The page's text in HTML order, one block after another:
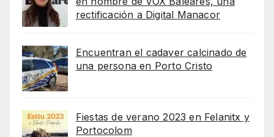
rectificación a Digital Manacor
Encuentran el cadaver calcinado de
una persona en Porto Cristo
Fiestas de verano 2023 en Felanitx y
Portocolom